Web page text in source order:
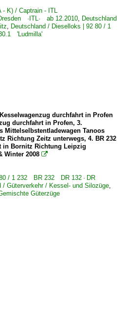
- K) / Captrain - ITL
·ITL· ab 12.2010, Deutschland
, Deutschland / Dieselloks | 92 80 / 1
'Ludmilla'
durchfahrt in Profen
durchfahrt in Profen, 3.
Mittelselbstentladewagen Tanoos
Richtung Zeitz unterwegs, 4. BR 232
in Bornitz Richtung Leipzig
Winter 2008 
/ 1 232 BR 232 DR 132 · DR
/ Güterverkehr / Kessel- und Silozüge,
Güterzüge